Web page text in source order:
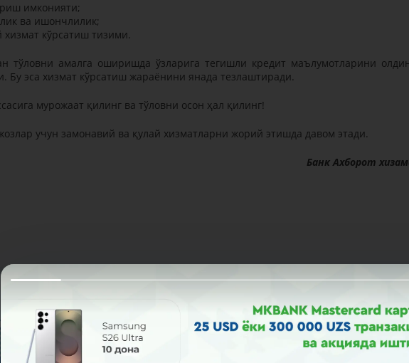
имконияти;
ва ишончлилик;
кўрсатиш тизими.
тўловни амалга оширишда ўзларига тегишли кредит маълумотларини
Бу эса хизмат кўрсатиш жараёнини янада тезлаштиради.
мурожаат қилинг ва тўловни осон ҳал қилинг!
учун замонавий ва қулай хизматларни жорий этишда давом этади.
Банк Ахборот